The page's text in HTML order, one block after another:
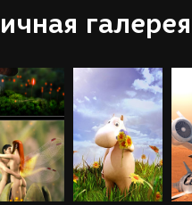
галерея